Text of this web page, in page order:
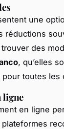
une
réductions
des
, qu’elles
toutes les
ligne
en ligne